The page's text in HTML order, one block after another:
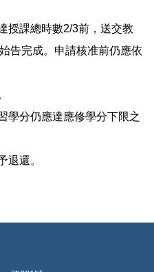
授課總時數2/3前，送交教
告完成。申請核准前仍應依
學分仍應達應修學分下限之
退還。